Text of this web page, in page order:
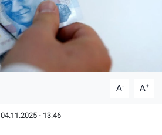
A- A+
04.11.2025 - 13:46